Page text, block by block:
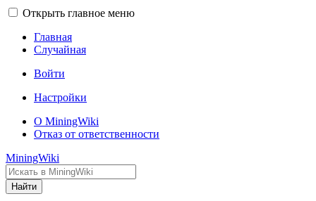
Открыть главное меню
Главная
Случайная
Войти
Настройки
О MiningWiki
Отказ от ответственности
MiningWiki
Найти